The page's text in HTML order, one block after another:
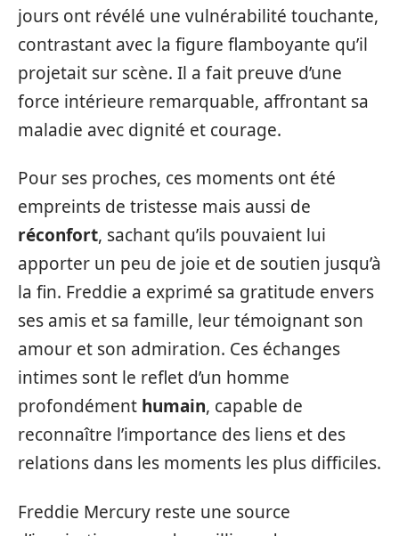
jours ont révélé une vulnérabilité touchante,
contrastant avec la figure flamboyante qu’il
projetait sur scène. Il a fait preuve d’une
force intérieure remarquable, affrontant sa
maladie avec dignité et courage.
Pour ses proches, ces moments ont été
empreints de tristesse mais aussi de
réconfort, sachant qu’ils pouvaient lui
apporter un peu de joie et de soutien jusqu’à
la fin. Freddie a exprimé sa gratitude envers
ses amis et sa famille, leur témoignant son
amour et son admiration. Ces échanges
intimes sont le reflet d’un homme
profondément humain, capable de
reconnaître l’importance des liens et des
relations dans les moments les plus difficiles.
Freddie Mercury reste une source